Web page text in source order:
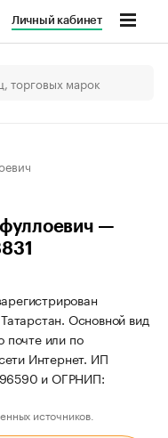
Личный кабинет
—
Основной вид
почте или по
Интернет. ИП
и ОГРНИП:
источников.